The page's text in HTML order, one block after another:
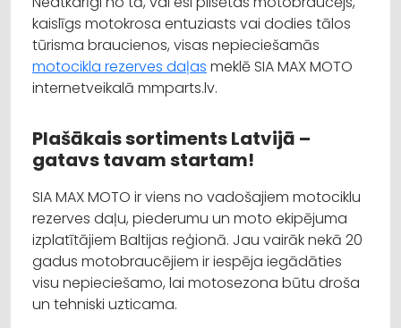
kaislīgs motokrosa entuziasts vai dodies tālos
tūrisma braucienos, visas nepieciešamās
motocikla rezerves daļas meklē SIA MAX MOTO
internetveikalā mmparts.lv.
Plašākais sortiments Latvijā –
gatavs tavam startam!
SIA MAX MOTO ir viens no vadošajiem motociklu
rezerves daļu, piederumu un moto ekipējuma
izplatītājiem Baltijas reģionā. Jau vairāk nekā 20
gadus motobraucējiem ir iespēja iegādāties
visu nepieciešamo, lai motosezona būtu droša
un tehniski uzticama.